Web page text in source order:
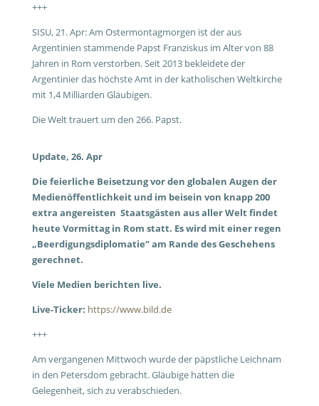
+++
SISU, 21. Apr: Am Ostermontagmorgen ist der aus
Argentinien stammende Papst Franziskus im Alter von 88
Jahren in Rom verstorben. Seit 2013 bekleidete der
Argentinier das höchste Amt in der katholischen Weltkirche
mit 1,4 Milliarden Gläubigen.
Die Welt trauert um den 266. Papst.
Update, 26. Apr
Die feierliche Beisetzung vor den globalen Augen der
Medienöffentlichkeit und im beisein von knapp 200
extra angereisten Staatsgästen aus aller Welt findet
heute Vormittag in Rom statt. Es wird mit einer regen
„Beerdigungsdiplomatie“ am Rande des Geschehens
gerechnet.
Viele Medien berichten live.
Live-Ticker: https://www.bild.de
+++
Am vergangenen Mittwoch wurde der päpstliche Leichnam
in den Petersdom gebracht. Gläubige hatten die
Gelegenheit, sich zu verabschieden.